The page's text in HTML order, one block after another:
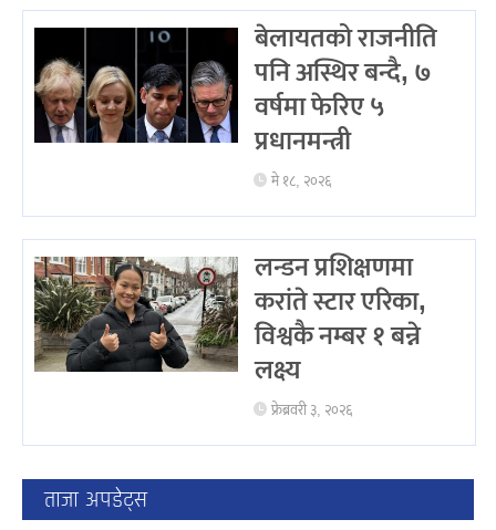
बेलायतको राजनीति
पनि अस्थिर बन्दै, ७
वर्षमा फेरिए ५
प्रधानमन्त्री
मे १८, २०२६
लन्डन प्रशिक्षणमा
करांते स्टार एरिका,
विश्वकै नम्बर १ बन्ने
लक्ष्य
फ्रेब्रवरी ३, २०२६
ताजा अपडेट्स